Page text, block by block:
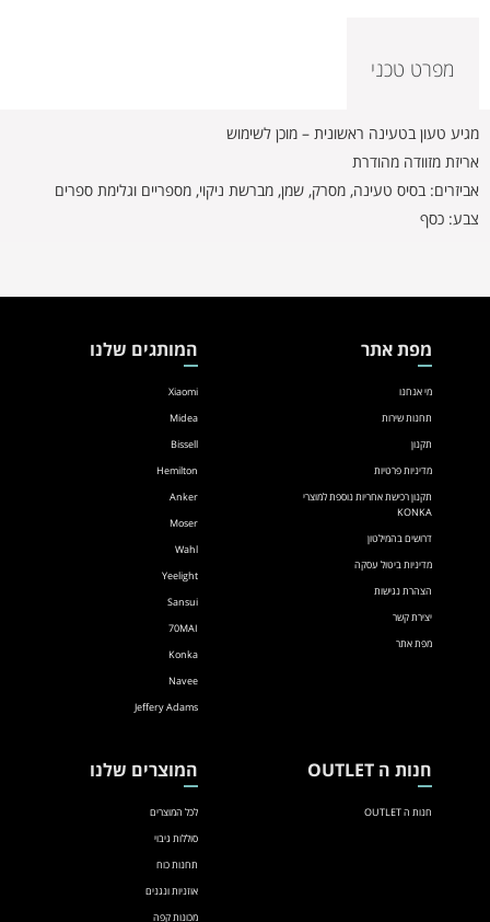
מפרט טכני
מגיע טעון בטעינה ראשונית – מוכן לשימוש
אריזת מזוודה מהודרת
אביזרים: בסיס טעינה, מסרק, שמן, מברשת ניקוי, מספריים וגלימת ספרים
צבע: כסף
מפת אתר
מי אנחנו
תחנות שירות
תקנון
מדיניות פרטיות
תקנון רכישת אחריות נוספת למוצרי
KONKA
דרושים בהמילטון
מדיניות ביטול עסקה
הצהרת נגישות
יצירת קשר
מפת אתר
המותגים שלנו
Xiaomi
Midea
Bissell
Hemilton
Anker
Moser
Wahl
Yeelight
Sansui
70MAI
Konka
Navee
Jeffery Adams
חנות ה OUTLET
חנות ה OUTLET
המוצרים שלנו
לכל המוצרים
סוללות גיבוי
תחנות כוח
אוזניות ונגנים
מכונות קפה